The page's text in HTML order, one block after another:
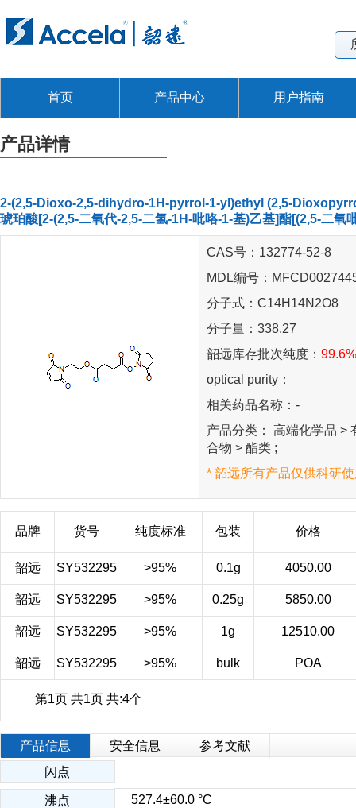
首页 产品中心 用户指南
产品详情
2-(2,5-Dioxo-2,5-dihydro-1H-pyrrol-1-yl)ethyl (2,5-
琥珀酸[2-(2,5-二氧代-2,5-二氢-1H-吡咯-1-基)乙基]酯[(2,5-二氧
CAS号：132774-52-8
MDL编号：
分子式：C14H14N2O8
分子量：338.27
韶远库存批次纯度：
optical purity：
相关药品名称：-
产品分类： 高端化学品 >
合物 > 酯类 ;
* 韶远所有产品仅供科研
品牌 货号 纯度标准 包装 价格
韶远 SY532295 >95% 0.1g 4050.00
韶远 SY532295 >95% 0.25g 5850.00
韶远 SY532295 >95% 1g 12510.00
韶远 SY532295 >95% bulk POA
第1页 共1页 共:4个
产品信息 安全信息
参考文献
闪点
沸点 527.4±60.0 °C